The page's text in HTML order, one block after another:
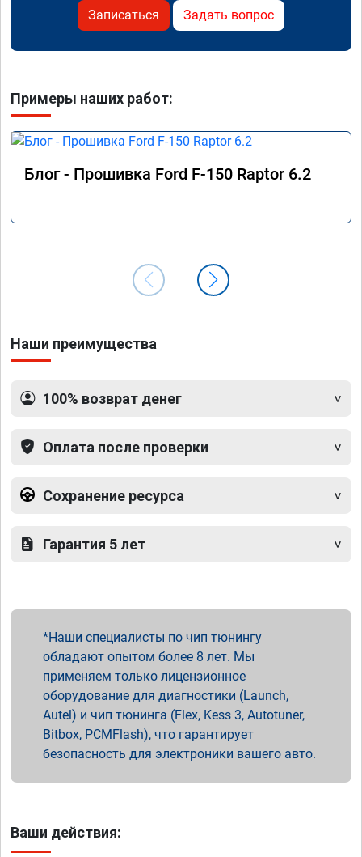
Записаться Задать вопрос
Примеры наших работ:
Блог - Прошивка Ford F-150 Raptor 6.2
Наши преимущества
100% возврат денег
Оплата после проверки
Сохранение ресурса
Гарантия 5 лет
Наши специалисты по чип тюнингу
обладают опытом более 8 лет. Мы
применяем только лицензионное
оборудование для диагностики (Launch,
Autel) и чип тюнинга (Flex, Kess 3, Autotuner,
Bitbox, PCMFlash), что гарантирует
безопасность для электроники вашего авто.
Ваши действия: